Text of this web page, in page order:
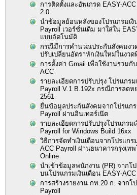
การติดตั้งและอัพเกรด EASY-
2.0
นำข้อมูลย้อนหลังของโปรแกรมเงิ
Payroll เวอร์ชั่นเดิม มาใส่ใน
แบบอัตโนมัติ
กรณีมีการคำนวณประกันสังคมงว
ปรับเปลี่ยนอัตราหักเงินใหม่ในงว
การตั้งค่า Gmail เพื่อใช้งานร่วมกั
ACC
รายละเอียดการปรับปรุง โปรแกรม
Payroll V.1 B.192x กรณีการลด
2561
ยื่นข้อมูลประกันสังคมจากโปรแกร
Payroll ผ่านอินเทอร์เน๊ต
รายละเอียดการปรับปรุงโปรแกรม
Payroll for Windows Build 16xx
วิธีการจัดทำเงินเดือนจากโปรแกร
ACC Payroll ผ่านธนาคารกรุงเท
Online
นำเข้าข้อมูลพนักงาน (PR) จากโ
บนโปรแกรมเงินเดือน EASY-ACC
การสร้างรายงาน กท.20 ก. จากโ
Payroll